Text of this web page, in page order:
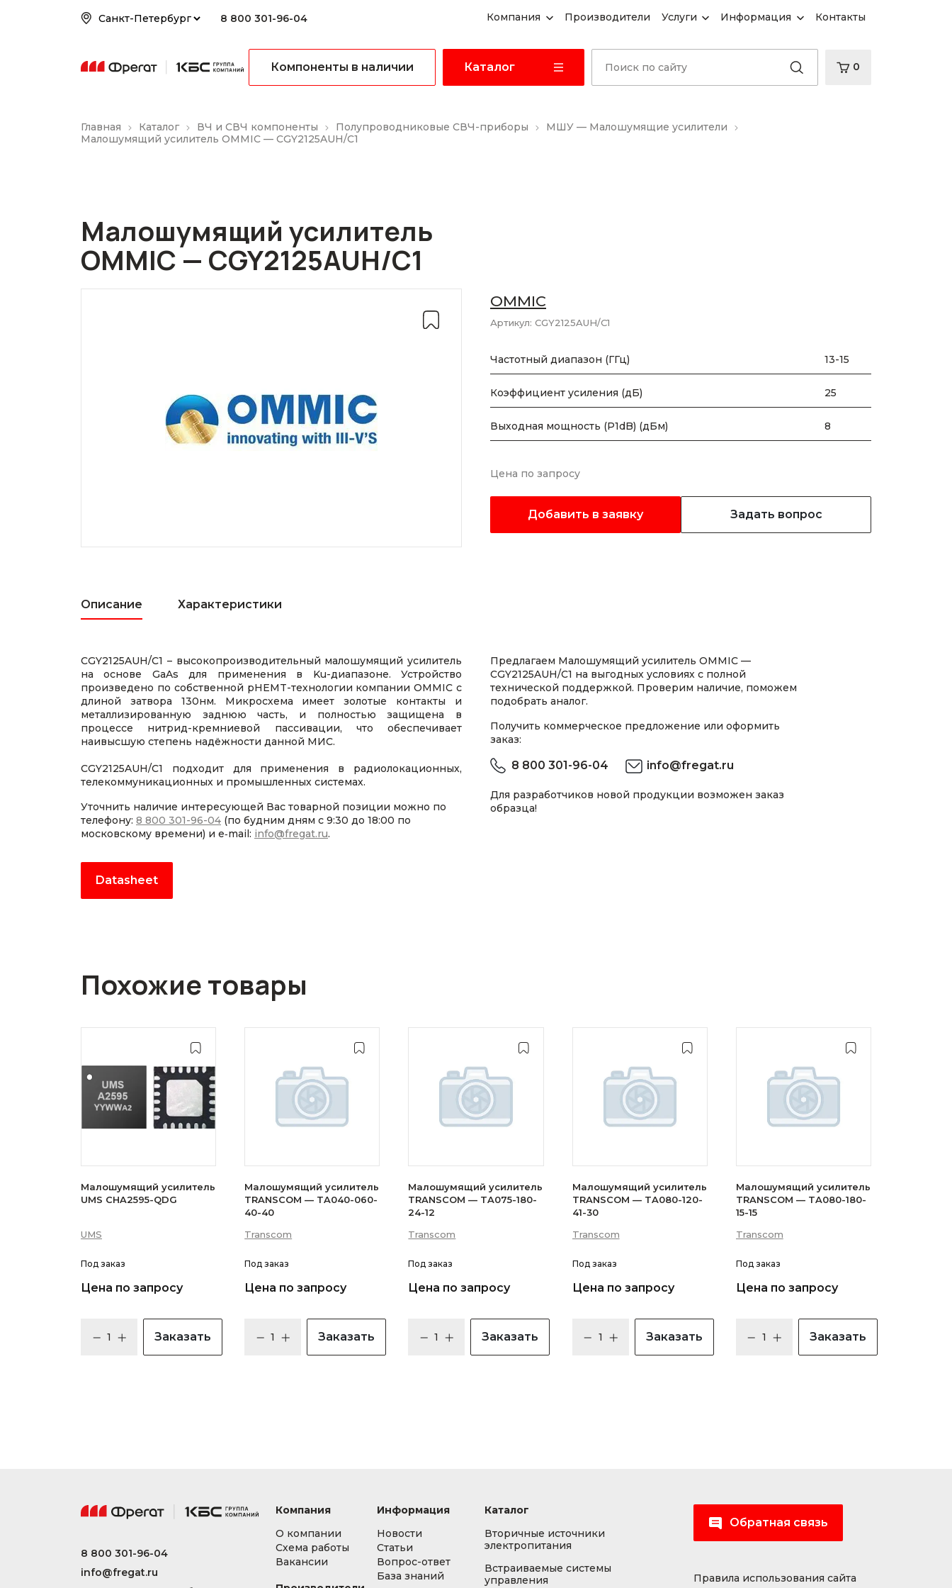
8 800 301-96-04 Компания Производители Услуги Информация Контакты
Компоненты в наличии Каталог 0
Главная Каталог ВЧ и СВЧ компоненты Полупроводниковые СВЧ-приборы
МШУ — Малошумящие усилители
Малошумящий усилитель OMMIC — CGY2125AUH/C1
Малошумящий усилитель
OMMIC — CGY2125AUH/C1
OMMIC
Артикул: CGY2125AUH/C1
Частотный диапазон (ГГц) 13-15
Коэффициент усиления (дБ) 25
Выходная мощность (P1dB) (дБм) 8
Цена по запросу
Добавить в заявку Задать вопрос
Описание Характеристики
CGY2125AUH/C1 – высокопроизводительный малошумящий усилитель
на основе GaAs для применения в Ku-диапазоне. Устройство
произведено по собственной pHEMT-технологии компании OMMIC с
длиной затвора 130нм. Микросхема имеет золотые контакты и
металлизированную заднюю часть, и полностью защищена в
процессе нитрид-кремниевой пассивации, что обеспечивает
наивысшую степень надёжности данной МИС.
CGY2125AUH/C1 подходит для применения в радиолокационных,
телекоммуникационных и промышленных системах.
Уточнить наличие интересующей Вас товарной позиции можно по
телефону: 8 800 301-96-04 (по будним дням с 9:30 до 18:00 по
московскому времени) и e‑mail: info@fregat.ru.
Datasheet
Предлагаем Малошумящий усилитель OMMIC —
CGY2125AUH/C1 на выгодных условиях с полной
технической поддержкой. Проверим наличие, поможем
подобрать аналог.
Получить коммерческое предложение или оформить
заказ:
8 800 301-96-04 info@fregat.ru
Для разработчиков новой продукции возможен заказ
образца!
Похожие товары
Малошумящий усилитель
UMS CHA2595-QDG
UMS
Под заказ
Цена по запросу
Заказать
Малошумящий усилитель
TRANSCOM — TA040-060-
40-40
Transcom
Под заказ
Цена по запросу
Заказать
Малошумящий усилитель
TRANSCOM — TA075-180-
24-12
Transcom
Под заказ
Цена по запросу
Заказать
Малошумящий усилитель
TRANSCOM — TA080-120-
41-30
Transcom
Под заказ
Цена по запросу
Заказать
Малошумящий усилитель
TRANSCOM — TA080-180-
15-15
Transcom
Под заказ
Цена по запросу
Заказать
8 800 301-96-04
info@fregat.ru
Компания
О компании
Схема работы
Вакансии
Информация
Новости
Статьи
Вопрос-ответ
База знаний
Каталог
Вторичные источники
электропитания
Встраиваемые системы
управления
Обратная связь
Правила использования сайта